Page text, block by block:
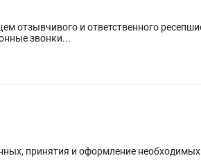
Ответ на телефонные звонки...
принятия и оформление